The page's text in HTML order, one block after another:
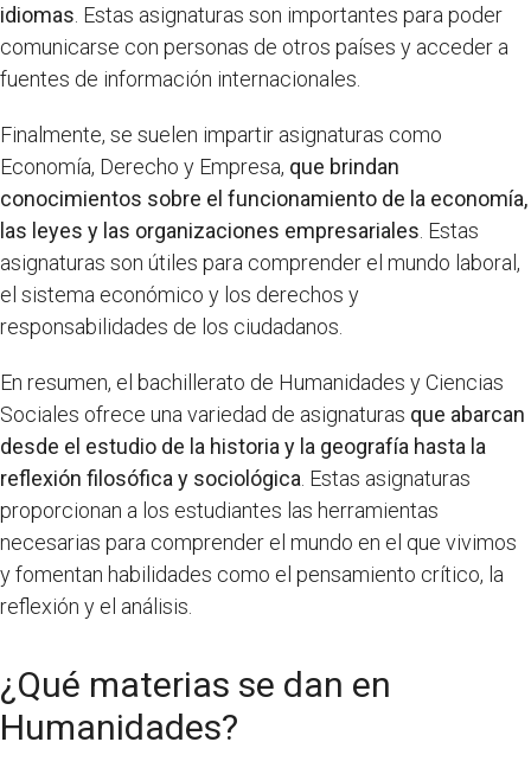
idiomas . Estas asignaturas son importantes para poder
comunicarse con personas de otros países y acceder a
fuentes de información internacionales.
Finalmente, se suelen impartir asignaturas como
Economía, Derecho y Empresa, que brindan
conocimientos sobre el funcionamiento de la economía,
las leyes y las organizaciones empresariales . Estas
asignaturas son útiles para comprender el mundo laboral,
el sistema económico y los derechos y
responsabilidades de los ciudadanos.
En resumen, el bachillerato de Humanidades y Ciencias
Sociales ofrece una variedad de asignaturas que abarcan
desde el estudio de la historia y la geografía hasta la
reflexión filosófica y sociológica . Estas asignaturas
proporcionan a los estudiantes las herramientas
necesarias para comprender el mundo en el que vivimos
y fomentan habilidades como el pensamiento crítico, la
reflexión y el análisis.
¿Qué materias se dan en
Humanidades?